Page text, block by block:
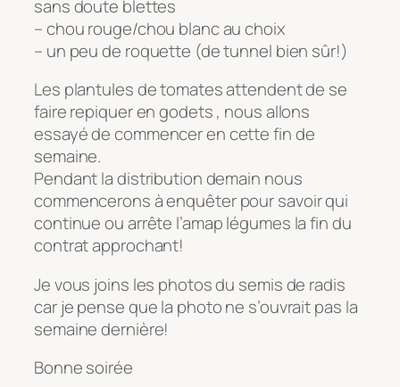
sans doute blettes
– chou rouge/chou blanc au choix
– un peu de roquette (de tunnel bien sûr!)
Les plantules de tomates attendent de se
faire repiquer en godets , nous allons
essayé de commencer en cette fin de
semaine.
Pendant la distribution demain nous
commencerons à enquêter pour savoir qui
continue ou arrête l’amap légumes la fin du
contrat approchant!
Je vous joins les photos du semis de radis
car je pense que la photo ne s’ouvrait pas la
semaine dernière!
Bonne soirée